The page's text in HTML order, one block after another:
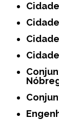
Conjunto Habitacional Padre Manoel da